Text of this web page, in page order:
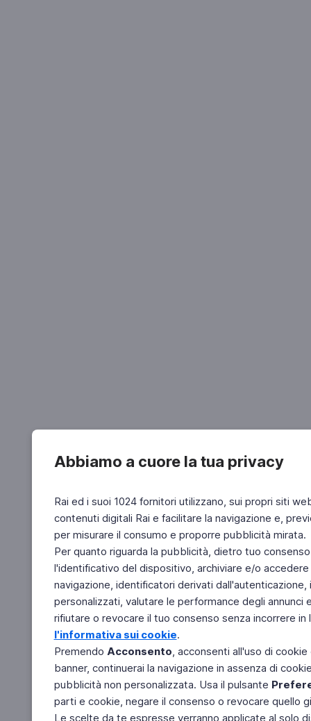
Abbiamo a cuore la tua privacy
Rai ed i suoi 1024 fornitori utilizzano, sui propri siti
contenuti digitali Rai e facilitare la navigazione e,
per misurare il consumo e proporre pubblicità mirata.
Per quanto riguarda la pubblicità, dietro tuo
l'identificativo del dispositivo, archiviare e/o
navigazione, identificatori derivati
personalizzati, valutare le performance degli
rifiutare o revocare il tuo consenso senza incorrere
l'informativa sui cookie.
Premendo Acconsento, acconsenti all'uso di
banner, continuerai la navigazione in assenza di
pubblicità non personalizzata. Usa il pulsante
parti e cookie, negare il consenso o revocare quello
Le scelte da te espresse verranno applicate al solo